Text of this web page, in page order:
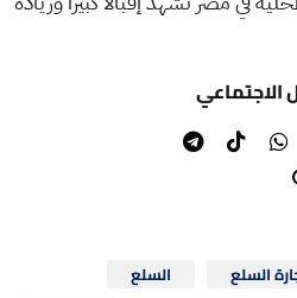
الاجتماعي
السلع
السلع